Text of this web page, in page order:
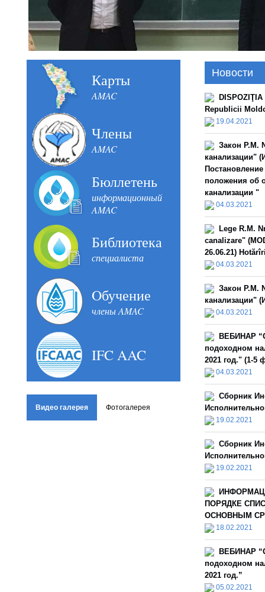
Карты
AMAC
Члены
AMAC
Бюллетень
информационный
AMAC
Библиотека
специалиста
Oбучение
члены AMAC
IFC AAC
Видео галерея Фотогалерея
Новости
Republicii
19.04.2021
Закон Р.М.
канализации"
положения об
канализации "
04.03.2021
Lege R.M.
canalizare"
26.06.21)
04.03.2021
Закон Р.М.
канализации"
04.03.2021
ВЕБИНАР
подоходном
2021 год." (1-5
04.03.2021
Сборник
19.02.2021
Сборник
19.02.2021
ПОРЯДКЕ
ОСНОВНЫМ
18.02.2021
ВЕБИНАР
подоходном
2021 год.”
05.02.2021